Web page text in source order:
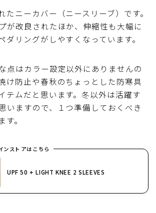
たニーカバー（ニースリーブ）です。
が改良されたほか、伸縮性も大幅に
ダリングがしやすくなっています。
点はカラー設定以外にありませんの
け防止や春秋のちょっとした防寒具
テムだと思います。冬以外は活躍す
いますので、１つ準備しておくべき
。
ンストアはこちら
UPF 50 + LIGHT KNEE 2 SLEEVES